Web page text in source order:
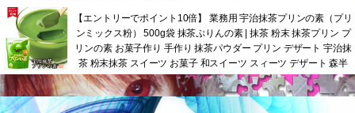
【エントリーでポイント10倍】 業務用 宇治抹茶プリンの素（プリ
ンミックス粉） 500g袋 抹茶ぷりんの素 | 抹茶 粉末 抹茶プリン プ
リンの素 お菓子作り 手作り 抹茶パウダー プリン デザート 宇治抹
茶 粉末抹茶 スイーツ お菓子 和スイーツ スィーツ デザート 森半